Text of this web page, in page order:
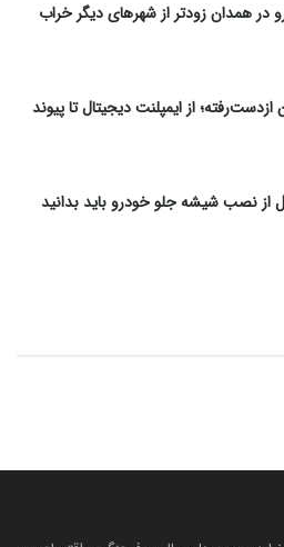
در همدان زودتر از شهرهای دیگر خراب
از ایمپلنت دیجیتال تا پیوند